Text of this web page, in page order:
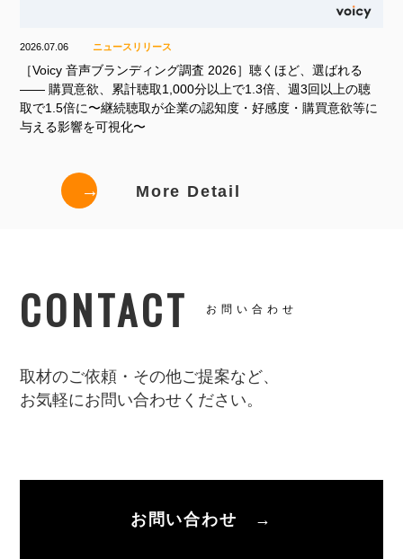
2026.07.06 ニュースリリース
［Voicy 音声ブランディング調査 2026］聴くほど、選ばれる
—— 購買意欲、累計聴取1,000分以上で1.3倍、週3回以上の聴
取で1.5倍に〜継続聴取が企業の認知度・好感度・購買意欲等に
与える影響を可視化〜
→ More Detail
CONTACT お問い合わせ
取材のご依頼・その他ご提案など、
お気軽にお問い合わせください。
お問い合わせ →